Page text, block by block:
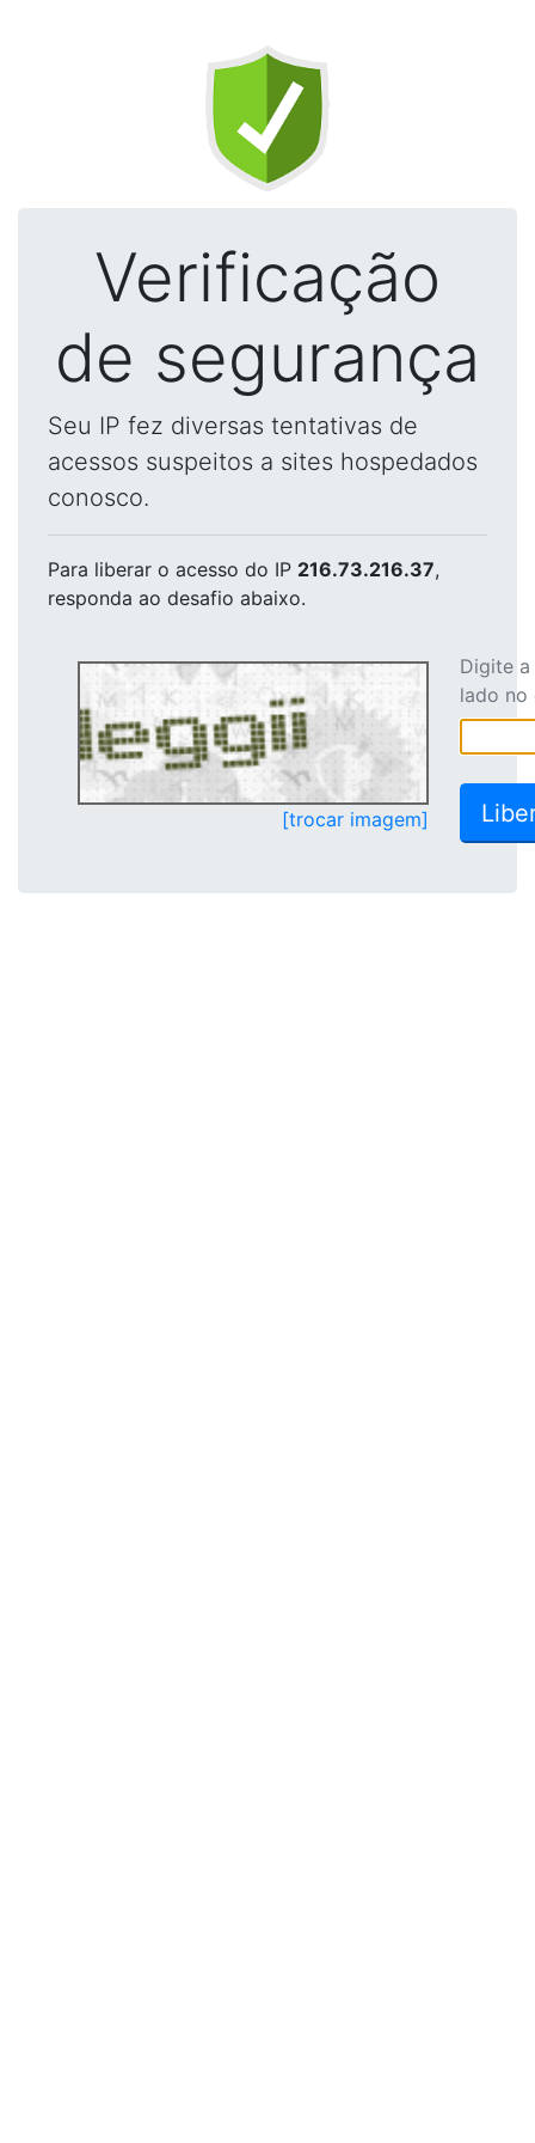
Verificação
de segurança
Seu IP fez diversas tentativas de
acessos suspeitos a sites hospedados
conosco.
Para liberar o acesso do IP 216.73.216.37,
responda ao desafio abaixo.
[trocar imagem]
Digite
lado no